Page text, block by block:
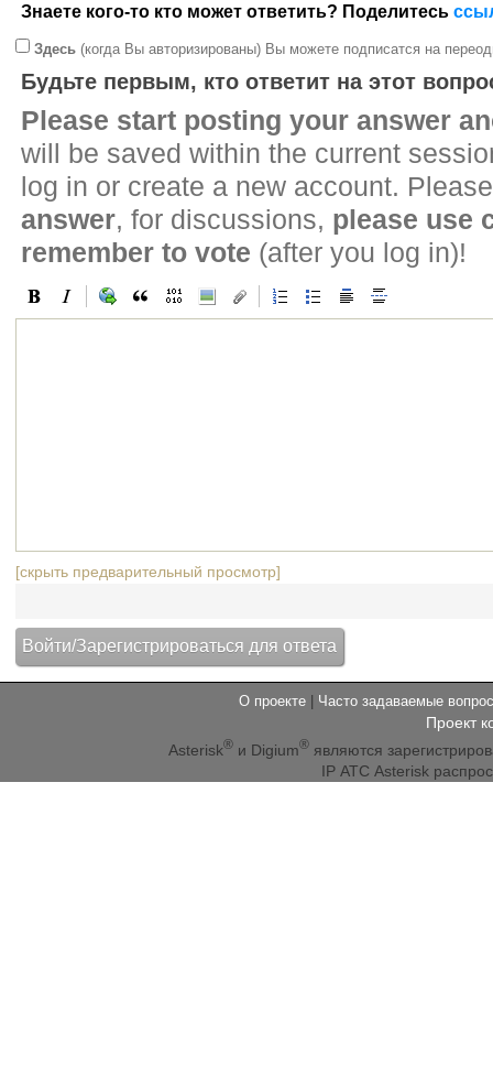
Знаете кого-то кто может ответить? Поделитесь
Здесь (когда Вы авторизированы) Вы можете подписатся на
Будьте первым, кто ответит на этот
Please start posting your answer
will be saved within the current
log in or create a new account.
answer, for discussions, please use
remember to vote (after you log in)!
[скрыть предварительный просмотр]
О проекте Часто задаваемые
Проект
Asterisk® и Digium® являются
IP АТС Asterisk